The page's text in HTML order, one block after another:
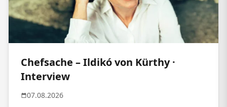
Chefsache – Ildikó von Kürthy ·
Interview
07.08.2026